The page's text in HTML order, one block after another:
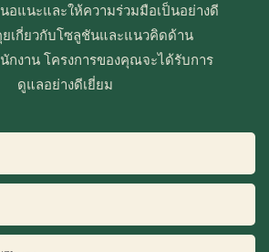
นอแนะและให้ความร่วมมือเป็นอย่างดี
เกี่ยวกับโซลูชันและแนวคิดด้าน
กงาน โครงการของคุณจะได้รับการ
ดูแลอย่างดีเยี่ยม